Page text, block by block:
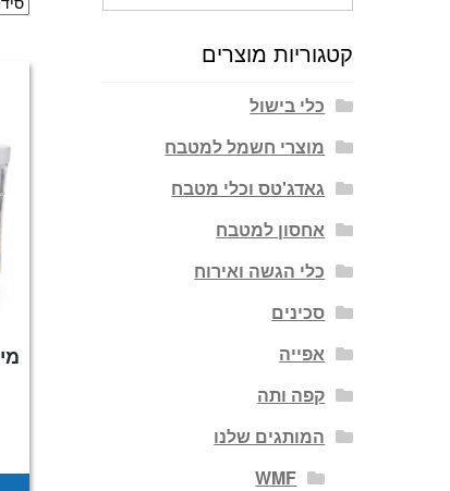
קטגוריות מוצרים
כלי בישול
מוצרי חשמל למטבח
גאדג'טס וכלי מטבח
אחסון למטבח
כלי הגשה ואירוח
סכינים
אפייה
קפה ותה
המותגים שלנו
WMF